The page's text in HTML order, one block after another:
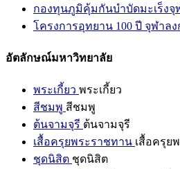
กองทุนภูมิคุ้มกันบำบัดมะเร็งจุ
โครงการอุทยาน 100 ปี จุฬาล
อัตลักษณ์มหาวิทยาลัย
พระเกี้ยว พระเกี้ยว
สีชมพู สีชมพู
ต้นจามจุรี ต้นจามจุรี
เสื้อครุยพระราชทาน เสื้อครุย
ชุดนิสิต ชุดนิสิต